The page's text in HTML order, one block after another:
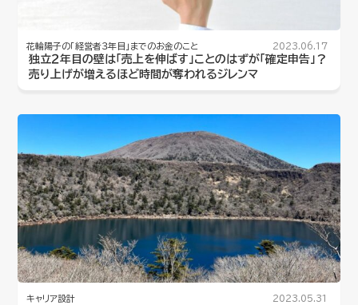
花輪陽子の「経営者３年目」までのお金のこと 2023.06.17
独立２年目の壁は「売上を伸ばす」ことのはずが「確定申告」？
売り上げが増えるほど時間が奪われるジレンマ
キャリア設計 2023.05.31